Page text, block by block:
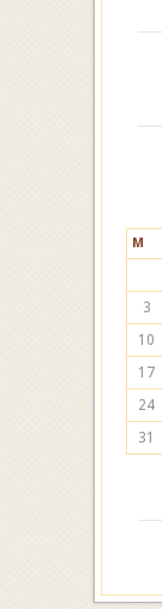
M
3
10
17
24
31